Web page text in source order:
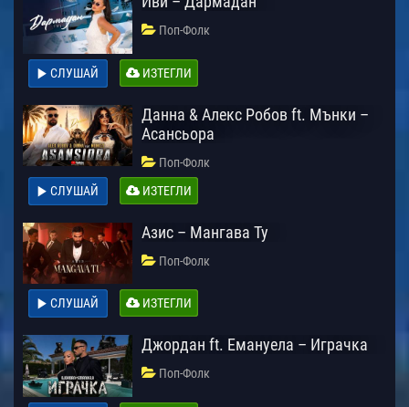
Поп-Фолк
СЛУШАЙ ИЗТЕГЛИ
Данна & Алекс Робов ft. Мънки –
Асансьора
Поп-Фолк
СЛУШАЙ
ИЗТЕГЛИ
Азис – Мангава Ту
Поп-Фолк
СЛУШАЙ ИЗТЕГЛИ
Джордан ft. Емануела – Играчка
Поп-Фолк